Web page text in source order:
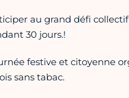
au grand défi
30 jours.!
festive et citoyenne
sans tabac.